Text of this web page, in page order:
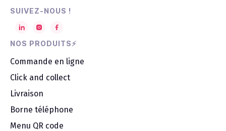
SUIVEZ-NOUS !
NOS PRODUITS⚡
Commande en ligne
Click and collect
Livraison
Borne téléphone
Menu QR code